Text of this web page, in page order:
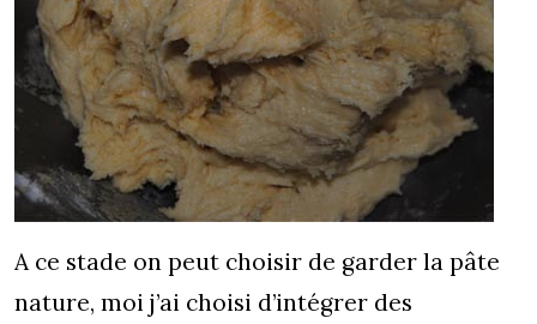
A ce stade on peut choisir de garder la pâte
nature, moi j’ai choisi d’intégrer des